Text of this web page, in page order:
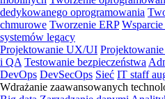
dedykowanego oprogramowania
chmurowe Tworzenie ERP
systemów legacy
Projektowanie UX/UI
i QA Testowanie bezpieczeństwa
DevOps DevSecOps Sieć IT staff
Wdrażanie zaawansowanych